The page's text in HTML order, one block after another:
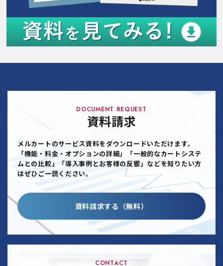
DOCUMENT REQUEST
資料請求
メルカートのサービス資料をダウンロードいただけます。
「機能・料金・オプションの詳細」「一般的なカートシステ
ムとの比較」「導入事例とお客様の反響」などを知りたい方
はぜひご一読ください。
資料請求する（無料）
CONTACT